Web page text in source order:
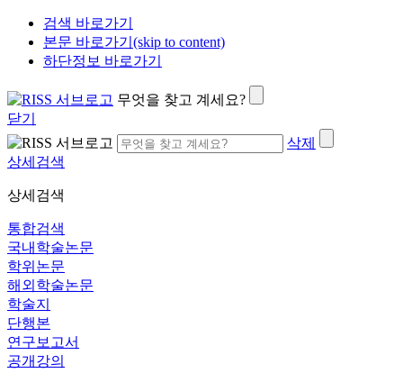
검색 바로가기
본문 바로가기(skip to content)
하단정보 바로가기
무엇을 찾고 계세요?
닫기
삭제
상세검색
상세검색
통합검색
국내학술논문
학위논문
해외학술논문
학술지
단행본
연구보고서
공개강의